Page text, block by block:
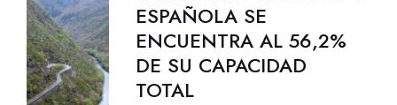
ESPAÑOLA SE
ENCUENTRA AL 56,2%
DE SU CAPACIDAD
TOTAL